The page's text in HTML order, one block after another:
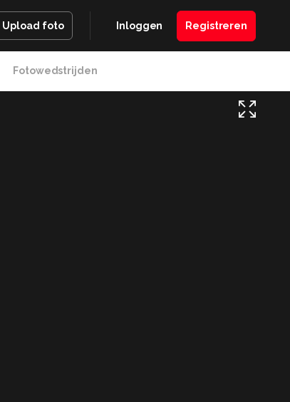
Upload foto Inloggen Registreren
Fotowedstrijden